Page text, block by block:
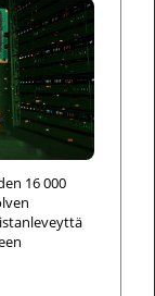
16 000